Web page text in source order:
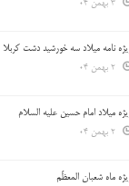
نامه میلاد سه خورشید دشت کربلا
میلاد امام حسین علیه السلام
ماه شعبان المعظّم